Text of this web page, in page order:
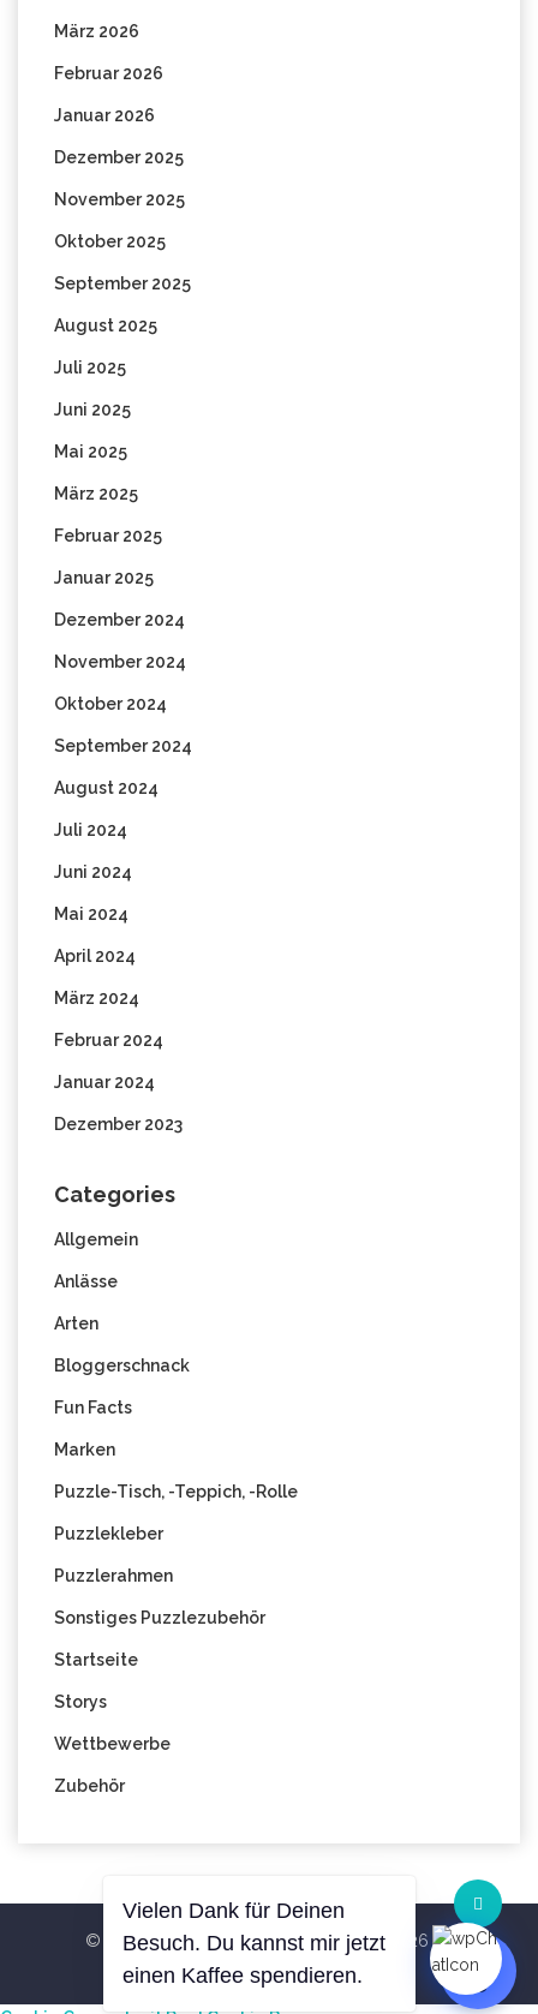
März 2026
Februar 2026
Januar 2026
Dezember 2025
November 2025
Oktober 2025
September 2025
August 2025
Juli 2025
Juni 2025
Mai 2025
März 2025
Februar 2025
Januar 2025
Dezember 2024
November 2024
Oktober 2024
September 2024
August 2024
Juli 2024
Juni 2024
Mai 2024
April 2024
März 2024
Februar 2024
Januar 2024
Dezember 2023
Categories
Allgemein
Anlässe
Arten
Bloggerschnack
Fun Facts
Marken
Puzzle-Tisch, -Teppich, -Rolle
Puzzlekleber
Puzzlerahmen
Sonstiges Puzzlezubehör
Startseite
Storys
Wettbewerbe
Zubehör
© All Right Reserved Blog PuzzleWelt 2026
ThemeHemila ByRS WP THEMES
Vielen Dank für Deinen
Besuch. Du kannst mir jetzt
einen Kaffee spendieren.